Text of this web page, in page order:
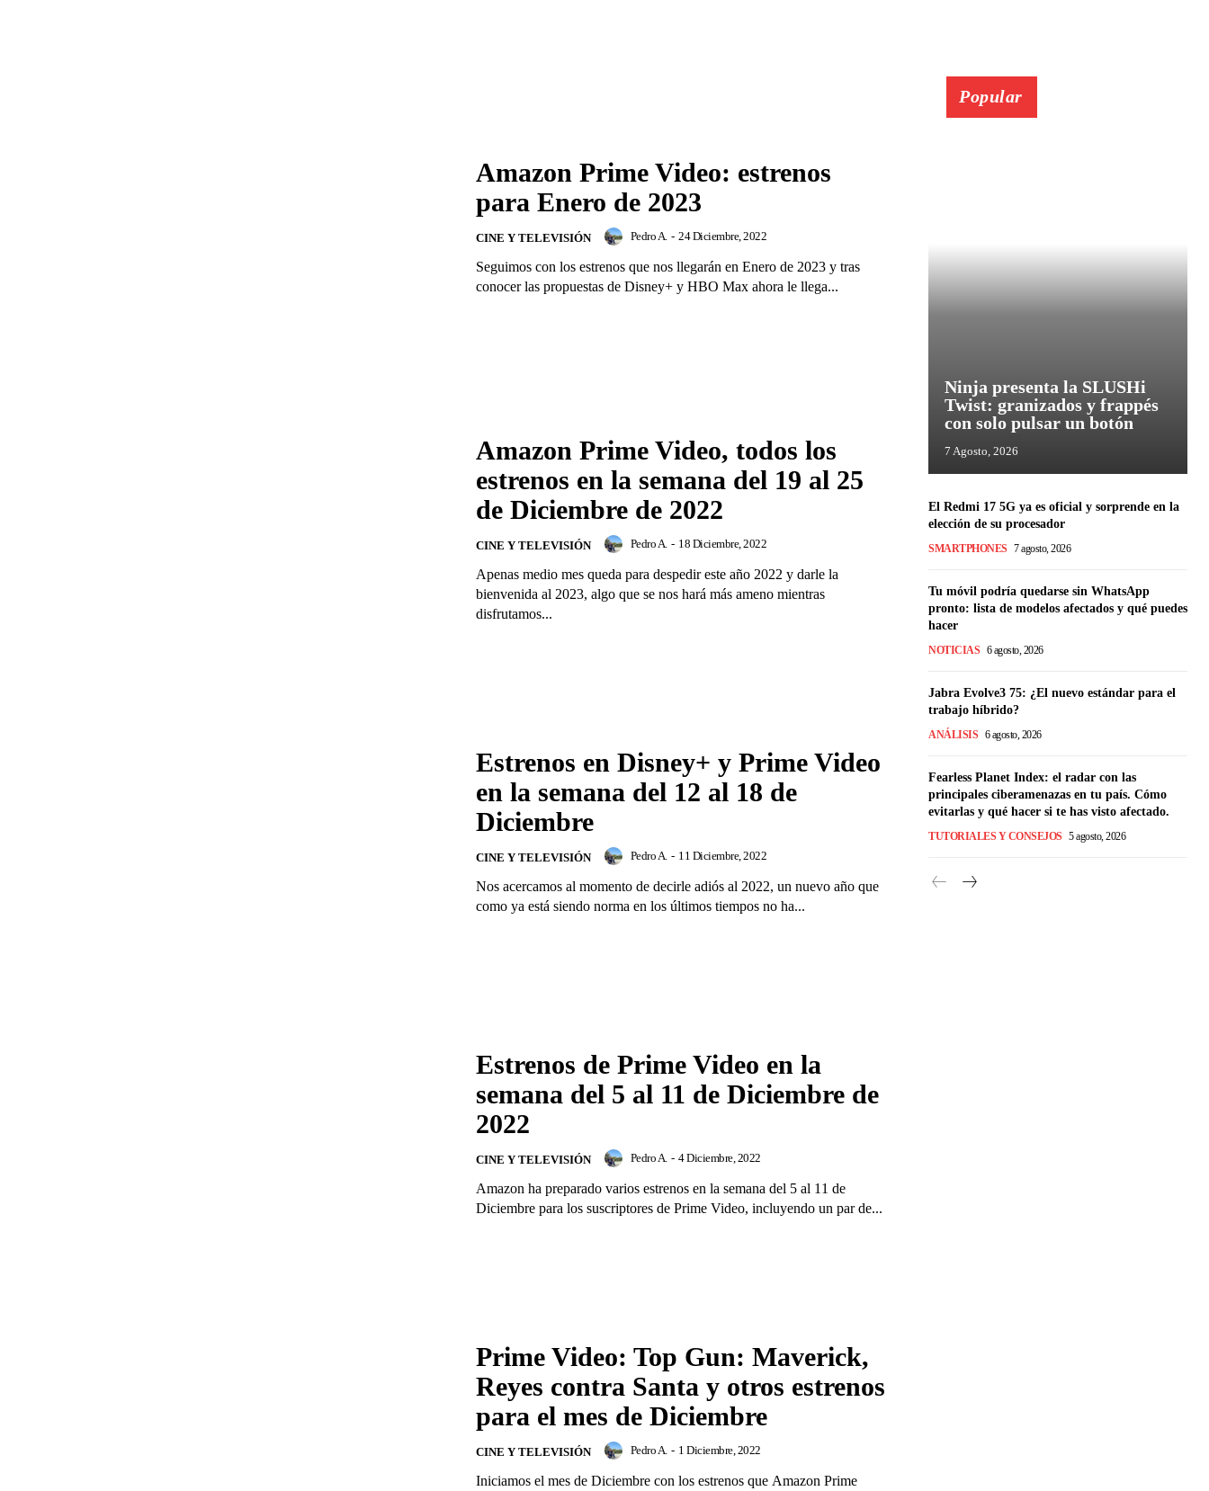
Amazon Prime Video: estrenos
para Enero de 2023
CINE Y TELEVISIÓN Pedro A. - 24 Diciembre, 2022
Seguimos con los estrenos que nos llegarán en Enero de 2023 y tras
conocer las propuestas de Disney+ y HBO Max ahora le llega...
Amazon Prime Video, todos los
estrenos en la semana del 19 al 25
de Diciembre de 2022
CINE Y TELEVISIÓN Pedro A. - 18 Diciembre, 2022
Apenas medio mes queda para despedir este año 2022 y darle la
bienvenida al 2023, algo que se nos hará más ameno mientras
disfrutamos...
Estrenos en Disney+ y Prime Video
en la semana del 12 al 18 de
Diciembre
CINE Y TELEVISIÓN Pedro A. - 11 Diciembre, 2022
Nos acercamos al momento de decirle adiós al 2022, un nuevo año que
como ya está siendo norma en los últimos tiempos no ha...
Estrenos de Prime Video en la
semana del 5 al 11 de Diciembre de
2022
CINE Y TELEVISIÓN Pedro A. - 4 Diciembre, 2022
Amazon ha preparado varios estrenos en la semana del 5 al 11 de
Diciembre para los suscriptores de Prime Video, incluyendo un par de...
Prime Video: Top Gun: Maverick,
Reyes contra Santa y otros estrenos
para el mes de Diciembre
CINE Y TELEVISIÓN Pedro A. - 1 Diciembre, 2022
Iniciamos el mes de Diciembre con los estrenos que Amazon Prime
Popular
Ninja presenta la SLUSHi
Twist: granizados y frappés
con solo pulsar un botón
7 Agosto, 2026
El Redmi 17 5G ya es oficial y sorprende en la
elección de su procesador
SMARTPHONES 7 agosto, 2026
Tu móvil podría quedarse sin WhatsApp
pronto: lista de modelos afectados y qué puedes
hacer
NOTICIAS 6 agosto, 2026
Jabra Evolve3 75: ¿El nuevo estándar para el
trabajo híbrido?
ANÁLISIS 6 agosto, 2026
Fearless Planet Index: el radar con las
principales ciberamenazas en tu país. Cómo
evitarlas y qué hacer si te has visto afectado.
TUTORIALES Y CONSEJOS 5 agosto, 2026